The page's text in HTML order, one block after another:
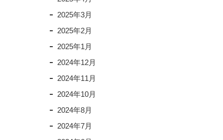
2025年3月
2025年2月
2025年1月
2024年12月
2024年11月
2024年10月
2024年8月
2024年7月